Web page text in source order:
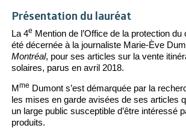
Présentation du lauréat
La 4e Mention de l’Office de la protection
été décernée à la journaliste Marie-Ève
Montréal, pour ses articles sur la vente
solaires, parus en avril 2018.
Mme Dumont s’est démarquée par la
les mises en garde avisées de ses articles
un large public susceptible d’être intéressé
produits.